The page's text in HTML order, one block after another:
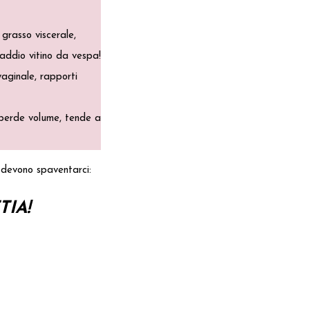
viscerale,
vitino da vespa!
rapporti
volume, tende a
spaventarci: